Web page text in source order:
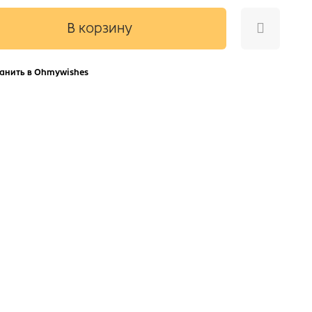
В корзину
в Ohmywishes